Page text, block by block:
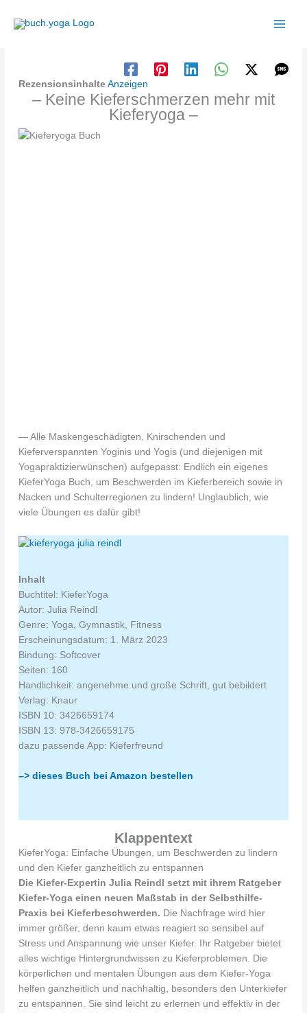
Inhalt
Rezensionsinhalte Anzeigen
– Keine Kieferschmerzen mehr mit
Kieferyoga –
— Alle Maskengeschädigten, Knirschenden und
Kieferverspannten Yoginis und Yogis (und diejenigen mit
Yogapraktizierwünschen) aufgepasst: Endlich ein eigenes
KieferYoga Buch, um Beschwerden im Kieferbereich sowie in
Nacken und Schulterregionen zu lindern! Unglaublich, wie
viele Übungen es dafür gibt!
Inhalt
Buchtitel: KieferYoga
Autor: Julia Reindl
Genre: Yoga, Gymnastik, Fitness
Erscheinungsdatum: 1. März 2023
Bindung: Softcover
Seiten: 160
Handlichkeit: angenehme und große Schrift, gut bebildert
Verlag: Knaur
ISBN 10:‎ 3426659174
ISBN 13: 978-3426659175
dazu passende App: Kieferfreund
–> dieses Buch bei Amazon bestellen
Klappentext
KieferYoga: Einfache Übungen, um Beschwerden zu lindern
und den Kiefer ganzheitlich zu entspannen
Die Kiefer-Expertin Julia Reindl setzt mit ihrem Ratgeber
Kiefer-Yoga einen neuen Maßstab in der Selbsthilfe-
Praxis bei Kieferbeschwerden. Die Nachfrage wird hier
immer größer, denn kaum etwas reagiert so sensibel auf
Stress und Anspannung wie unser Kiefer. Ihr Ratgeber bietet
alles wichtige Hintergrundwissen zu Kieferproblemen. Die
körperlichen und mentalen Übungen aus dem Kiefer-Yoga
helfen ganzheitlich und nachhaltig, besonders den Unterkiefer
zu entspannen. Sie sind leicht zu erlernen und effektiv in der